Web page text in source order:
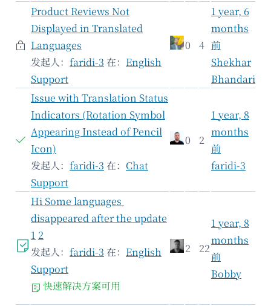
Product Reviews Not
Displayed in Translated
Languages
发起人： faridi-3 在： English
Support
0 4
1 year, 6
months
前
Shekhar
Bhandari
Issue with Translation Status
Indicators (Rotation Symbol
Appearing Instead of Pencil
Icon)
发起人： faridi-3 在： Chat
Support
0 2
1 year, 8
months
前
faridi-3
Hi Some languages ​​
disappeared after the update
1 2
发起人： faridi-3 在： English
Support
快速解决方案可用
2 22
1 year, 8
months
前
Bobby